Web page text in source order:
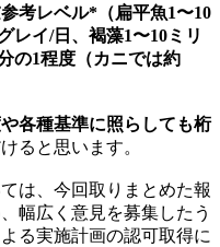
考レベル*（扁平魚1〜10
レイ/日、褐藻1〜10ミリ
の1程度（カニでは約
各種基準に照らしても桁
ると思います。
は、今回取りまとめた報
幅広く意見を募集したう
る実施計画の認可取得に